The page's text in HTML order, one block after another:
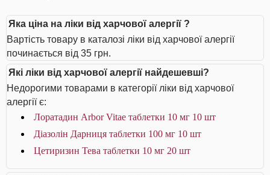
Яка ціна на ліки від харчової алергії ?
Вартість товару в каталозі ліки від харчової алергії
починається від 35 грн.
Які ліки від харчової алергії найдешевші?
Недорогими товарами в категорії ліки від харчової
алергії є:
Лоратадин Arbor Vitae таблетки 10 мг 10 шт
Діазолін Дарниця таблетки 100 мг 10 шт
Цетиризин Тева таблетки 10 мг 20 шт